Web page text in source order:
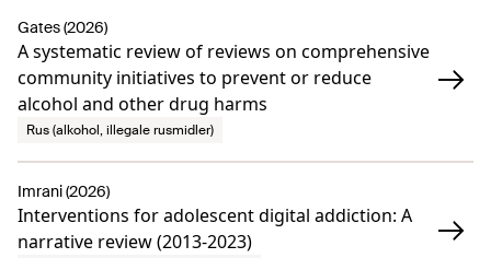
A systematic review of reviews on comprehensive
community initiatives to prevent or reduce
alcohol and other drug harms
Gates (2026)
Rus (alkohol, illegale rusmidler)
Interventions for adolescent digital addiction: A
narrative review (2013-2023)
Imrani (2026)